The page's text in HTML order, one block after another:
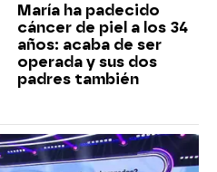
María ha padecido
cáncer de piel a los 34
años: acaba de ser
operada y sus dos
padres también